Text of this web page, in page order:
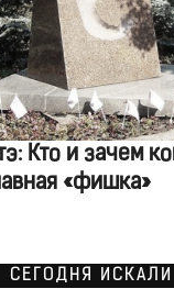
Кто и зачем
«фишка»
СЕГОДНЯ ИСКАЛИ